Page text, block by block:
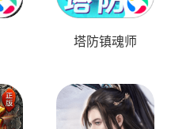
塔防镇魂师